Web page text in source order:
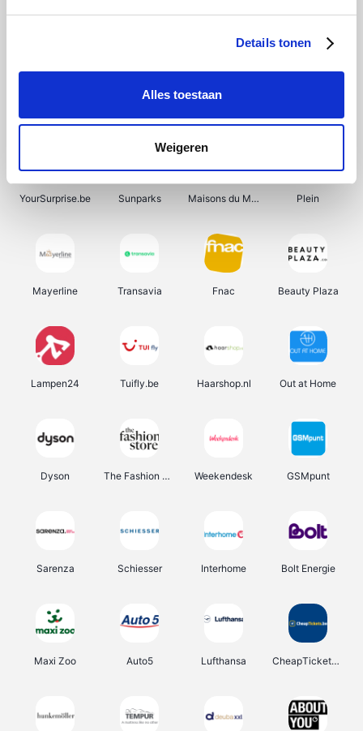
Details tonen
Alles toestaan
Weigeren
Shein Bergfreunde Pazzox Smartwatchbanden
YourSurprise.be Sunparks Maisons du Monde Plein
Mayerline Transavia Fnac Beauty Plaza
Lampen24 Tuifly.be Haarshop.nl Out at Home
Dyson The Fashion Store Weekendesk GSMpunt
Sarenza Schiesser Interhome Bolt Energie
Maxi Zoo Auto5 Lufthansa CheapTickets.be